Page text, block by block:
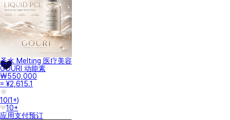
圣水 Melting 医疗美容
GOURI 动能素
₩550,000
≈ ¥2,615.1
10(1+)
10+
应用支付预订